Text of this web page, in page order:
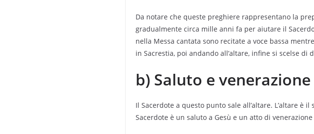
Da notare che queste preghiere rappresentano la
gradualmente circa mille anni fa per aiutare il
nella Messa cantata sono recitate a voce bassa
in Sacrestia, poi andando all’altare, infine si scelse di
b) Saluto e
Il Sacerdote a questo punto sale all’altare. L’altare è
Sacerdote è un saluto a Gesù e un atto di